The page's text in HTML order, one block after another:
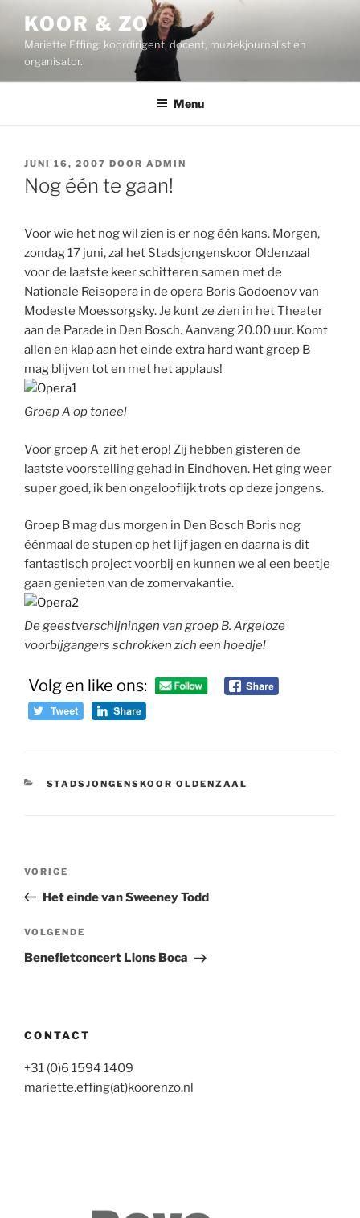
inhoud
KOOR & ZO
Mariette Effing: koordirigent, docent, muziekjournalist en
organisator.
Menu
GEPLAATST
OP
JUNI 16, 2007 DOOR ADMIN
Nog één te gaan!
Voor wie het nog wil zien is er nog één kans. Morgen,
zondag 17 juni, zal het Stadsjongenskoor Oldenzaal
voor de laatste keer schitteren samen met de
Nationale Reisopera in de opera Boris Godoenov van
Modeste Moessorgsky. Je kunt ze zien in het Theater
aan de Parade in Den Bosch. Aanvang 20.00 uur. Komt
allen en klap aan het einde extra hard want groep B
mag blijven tot en met het applaus!
Groep A op toneel
Voor groep A zit het erop! Zij hebben gisteren de
laatste voorstelling gehad in Eindhoven. Het ging weer
super goed, ik ben ongelooflijk trots op deze jongens.
Groep B mag dus morgen in Den Bosch Boris nog
éénmaal de stupen op het lijf jagen en daarna is dit
fantastisch project voorbij en kunnen we al een beetje
gaan genieten van de zomervakantie.
De geestverschijningen van groep B. Argeloze
voorbijgangers schrokken zich een hoedje!
Volg en like ons:
CATEGORIEËN
STADSJONGENSKOOR OLDENZAAL
Vorig
bericht
VORIGE
Het einde van Sweeney Todd
Volgend
bericht
VOLGENDE
Benefietconcert Lions Boca
CONTACT
+31 (0)6 1594 1409
mariette.effing(at)koorenzo.nl